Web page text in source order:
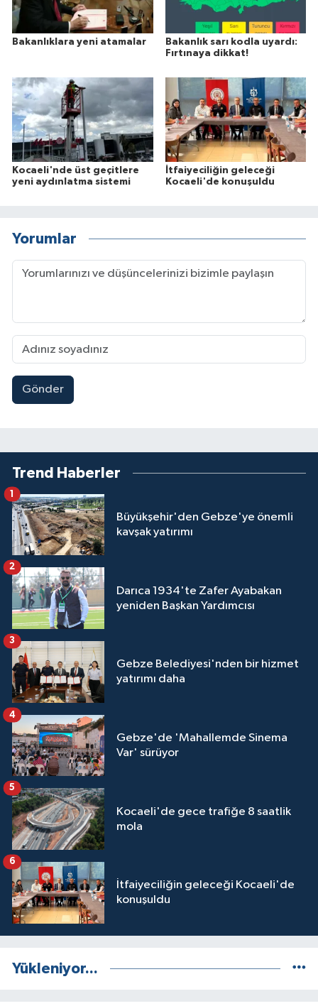
Bakanlıklara yeni atamalar
Bakanlık sarı kodla uyardı:
Fırtınaya dikkat!
Kocaeli'nde üst geçitlere
yeni aydınlatma sistemi
İtfaiyeciliğin geleceği
Kocaeli'de konuşuldu
Yorumlar
Gönder
Trend Haberler
Büyükşehir'den Gebze'ye önemli
kavşak yatırımı
1
Darıca 1934'te Zafer Ayabakan
yeniden Başkan Yardımcısı
2
Gebze Belediyesi'nden bir hizmet
yatırımı daha
3
Gebze'de 'Mahallemde Sinema
Var' sürüyor
4
Kocaeli'de gece trafiğe 8 saatlik
mola
5
İtfaiyeciliğin geleceği Kocaeli'de
konuşuldu
6
Yükleniyor...